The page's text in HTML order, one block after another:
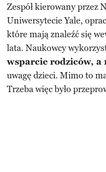
Zespół kierowany przez
Uniwersytecie Yale,
które mają znaleźć się
lata. Naukowcy
wsparcie rodziców, a
uwagę dzieci. Mimo to
Trzeba więc było